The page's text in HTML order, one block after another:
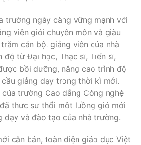
trường ngày càng vững mạnh với
viên giỏi chuyên môn và giàu
cán bộ, giảng viên của nhà
độ từ Đại học, Thạc sĩ, Tiến sĩ,
bồi dưỡng, nâng cao trình độ
giảng dạy trong thời kì mới.
trường Cao đẳng Công nghệ
thực sự thổi một luồng gió mới
dạy và đào tạo của nhà trường.
căn bản, toàn diện giáo dục Việt